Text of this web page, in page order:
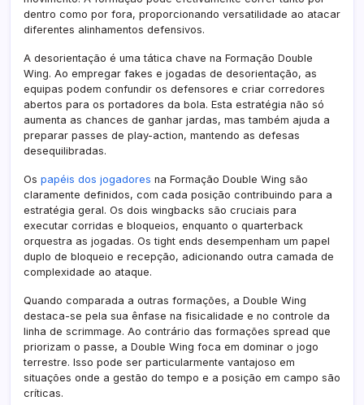
dentro como por fora, proporcionando versatilidade ao atacar
diferentes alinhamentos defensivos.
A desorientação é uma tática chave na Formação Double
Wing. Ao empregar fakes e jogadas de desorientação, as
equipas podem confundir os defensores e criar corredores
abertos para os portadores da bola. Esta estratégia não só
aumenta as chances de ganhar jardas, mas também ajuda a
preparar passes de play-action, mantendo as defesas
desequilibradas.
Os papéis dos jogadores na Formação Double Wing são
claramente definidos, com cada posição contribuindo para a
estratégia geral. Os dois wingbacks são cruciais para
executar corridas e bloqueios, enquanto o quarterback
orquestra as jogadas. Os tight ends desempenham um papel
duplo de bloqueio e recepção, adicionando outra camada de
complexidade ao ataque.
Quando comparada a outras formações, a Double Wing
destaca-se pela sua ênfase na fisicalidade e no controle da
linha de scrimmage. Ao contrário das formações spread que
priorizam o passe, a Double Wing foca em dominar o jogo
terrestre. Isso pode ser particularmente vantajoso em
situações onde a gestão do tempo e a posição em campo são
críticas.